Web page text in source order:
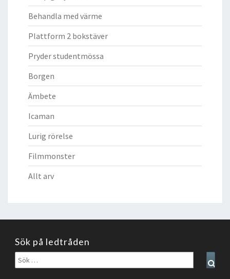
Behandla med värme
Plattform 2 bokstäver
Pryder studentmössa
Borgen
Ämbete
Icaman
Lurig rörelse
Filmmonster
Allt arv
Sök på ledtråden
Sök
efter: